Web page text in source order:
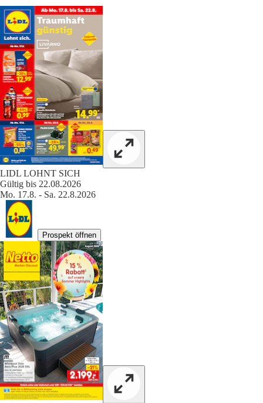
LIDL LOHNT SICH
Gültig bis 22.08.2026
Mo. 17.8. - Sa. 22.8.2026
Prospekt öffnen